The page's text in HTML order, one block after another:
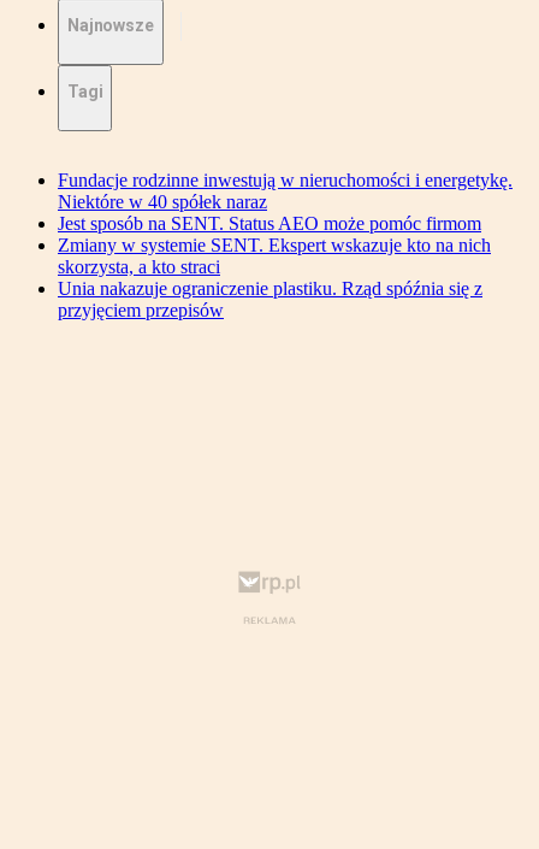
Najnowsze
Tagi
Fundacje rodzinne inwestują w nieruchomości i energetykę.
Niektóre w 40 spółek naraz
Jest sposób na SENT. Status AEO może pomóc firmom
Zmiany w systemie SENT. Ekspert wskazuje kto na nich
skorzysta, a kto straci
Unia nakazuje ograniczenie plastiku. Rząd spóźnia się z
przyjęciem przepisów